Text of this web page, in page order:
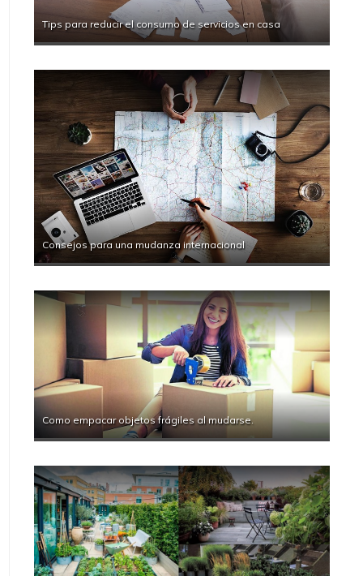
Tips para reducir el consumo de servicios en casa
Consejos para una mudanza internacional
Como empacar objetos frágiles al mudarse.